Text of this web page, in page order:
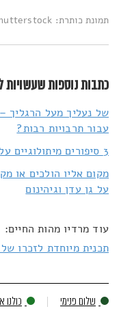
תמונת כותרת: B Creativezz / Shutterstock
כתבות נוספות שעשויות
של נעליך מעל הרגליך
עבור תרבויות רבות?
3 סיפורים מיתולוגיים על התמודדות, חוסן וצמיחה
על גן עדן וגיהינום
עוד מרדיו מהות החיים:
תכנית מיוחדת לזכרו
שלום פנימי כולנו